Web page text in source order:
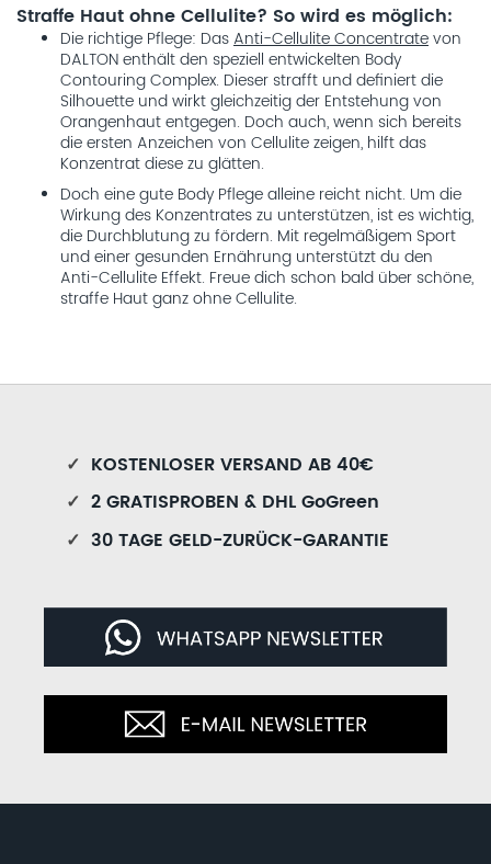
Straffe Haut ohne Cellulite? So wird es möglich:
Die richtige Pflege: DasAnti-Cellulite Concentratevon
DALTON enthält den speziell entwickelten Body
Contouring Complex. Dieser strafft und definiert die
Silhouette und wirkt gleichzeitig der Entstehung von
Orangenhaut entgegen. Doch auch, wenn sich bereits
die ersten Anzeichen von Cellulite zeigen, hilft das
Konzentrat diese zu glätten.
Doch eine gute Body Pflege alleine reicht nicht. Um die
Wirkung des Konzentrates zu unterstützen, ist es wichtig,
die Durchblutung zu fördern. Mit regelmäßigem Sport
und einer gesunden Ernährung unterstützt du den
Anti-Cellulite Effekt. Freue dich schon bald über schöne,
straffe Haut ganz ohne Cellulite.
✓ KOSTENLOSER VERSAND AB 40€
✓ 2 GRATISPROBEN & DHL GoGreen
✓ 30 TAGE GELD-ZURÜCK-GARANTIE